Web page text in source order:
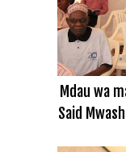
Mdau wa
Said